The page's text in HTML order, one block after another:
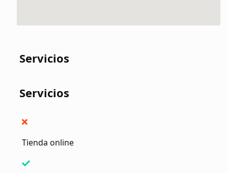
Servicios
Servicios
Tienda online